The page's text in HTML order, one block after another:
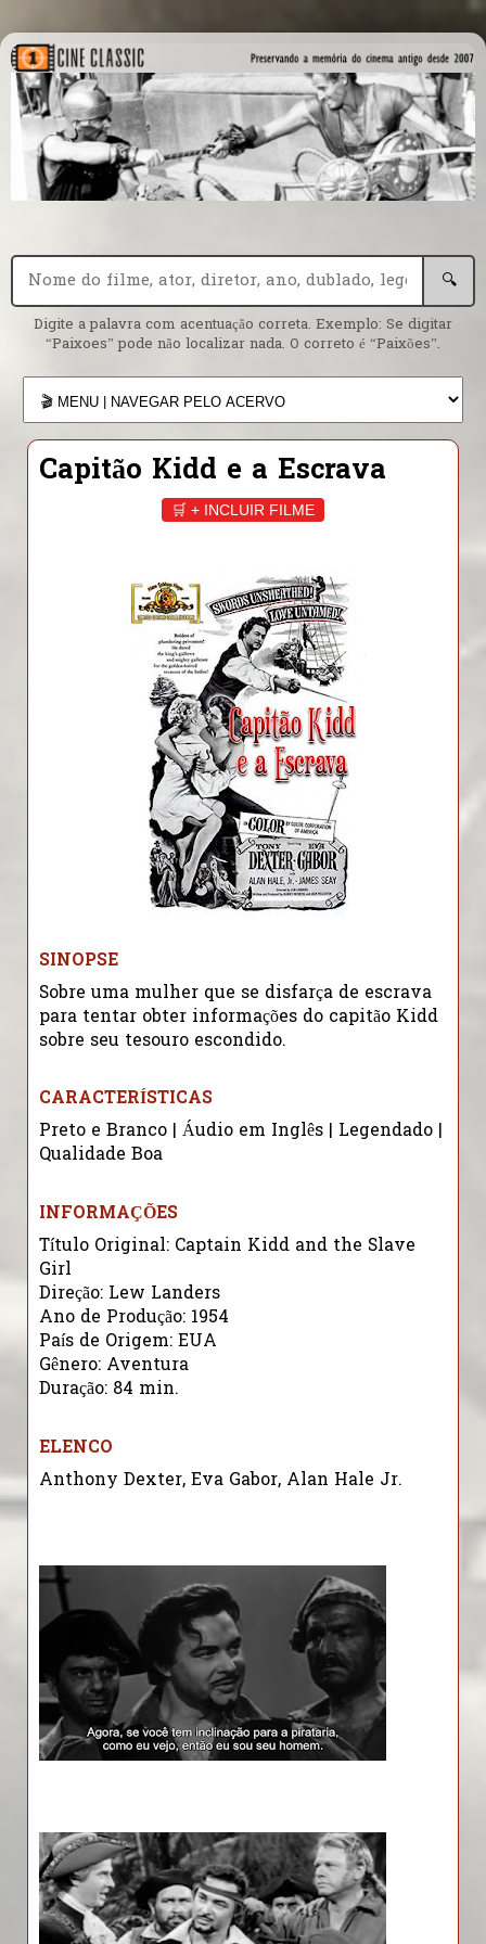
🔍
Digite a palavra com acentuação correta. Exemplo: Se digitar
“Paixoes” pode não localizar nada. O correto é “Paixões”.
Capitão Kidd e a Escrava
🛒 + INCLUIR FILME
SINOPSE
Sobre uma mulher que se disfarça de escrava
para tentar obter informações do capitão Kidd
sobre seu tesouro escondido.
CARACTERÍSTICAS
Preto e Branco | Áudio em Inglês | Legendado |
Qualidade Boa
INFORMAÇÕES
Título Original: Captain Kidd and the Slave
Girl
Direção: Lew Landers
Ano de Produção: 1954
País de Origem: EUA
Gênero: Aventura
Duração: 84 min.
ELENCO
Anthony Dexter, Eva Gabor, Alan Hale Jr.